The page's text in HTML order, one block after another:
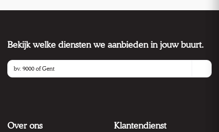
Bekijk welke diensten we aanbieden in jouw buurt.
Over ons Klantendienst